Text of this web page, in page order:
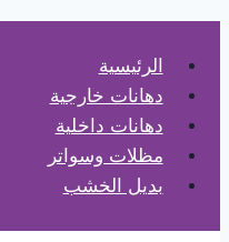
في
الطائف
–
الصفحة
الرئيسية
دهانات خارجية
دهانات داخلية
مظلات وسواتر
بديل الخشب